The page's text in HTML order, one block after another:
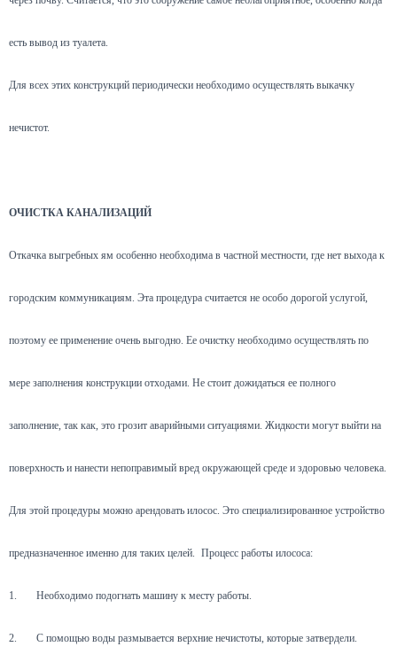
есть вывод из туалета.
Для всех этих конструкций периодически необходимо осуществлять выкачку
нечистот.
ОЧИСТКА КАНАЛИЗАЦИЙ
Откачка выгребных ям особенно необходима в частной местности, где нет выхода к
городским коммуникациям. Эта процедура считается не особо дорогой услугой,
поэтому ее применение очень выгодно. Ее очистку необходимо осуществлять по
мере заполнения конструкции отходами. Не стоит дожидаться ее полного
заполнение, так как, это грозит аварийными ситуациями. Жидкости могут выйти на
поверхность и нанести непоправимый вред окружающей среде и здоровью человека.
Для этой процедуры можно арендовать илосос. Это специализированное устройство
предназначенное именно для таких целей. Процесс работы илососа:
1. Необходимо подогнать машину к месту работы.
2. С помощью воды размывается верхние нечистоты, которые затвердели.